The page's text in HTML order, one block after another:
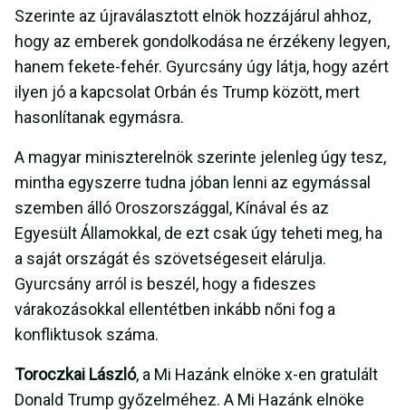
Szerinte az újraválasztott elnök hozzájárul ahhoz,
hogy az emberek gondolkodása ne érzékeny legyen,
hanem fekete-fehér. Gyurcsány úgy látja, hogy azért
ilyen jó a kapcsolat Orbán és Trump között, mert
hasonlítanak egymásra.
A magyar miniszterelnök szerinte jelenleg úgy tesz,
mintha egyszerre tudna jóban lenni az egymással
szemben álló Oroszországgal, Kínával és az
Egyesült Államokkal, de ezt csak úgy teheti meg, ha
a saját országát és szövetségeseit elárulja.
Gyurcsány arról is beszél, hogy a fideszes
várakozásokkal ellentétben inkább nőni fog a
konfliktusok száma.
Toroczkai László, a Mi Hazánk elnöke x-en gratulált
Donald Trump győzelméhez. A Mi Hazánk elnöke